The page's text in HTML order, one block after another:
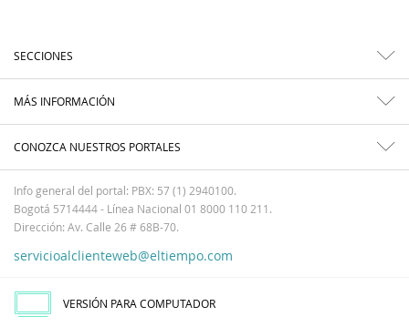
SECCIONES
MÁS INFORMACIÓN
CONOZCA NUESTROS PORTALES
Info general del portal: PBX: 57 (1) 2940100.
Bogotá 5714444 - Línea Nacional 01 8000 110 211.
Dirección: Av. Calle 26 # 68B-70.
servicioalclienteweb@eltiempo.com
VERSIÓN PARA COMPUTADOR